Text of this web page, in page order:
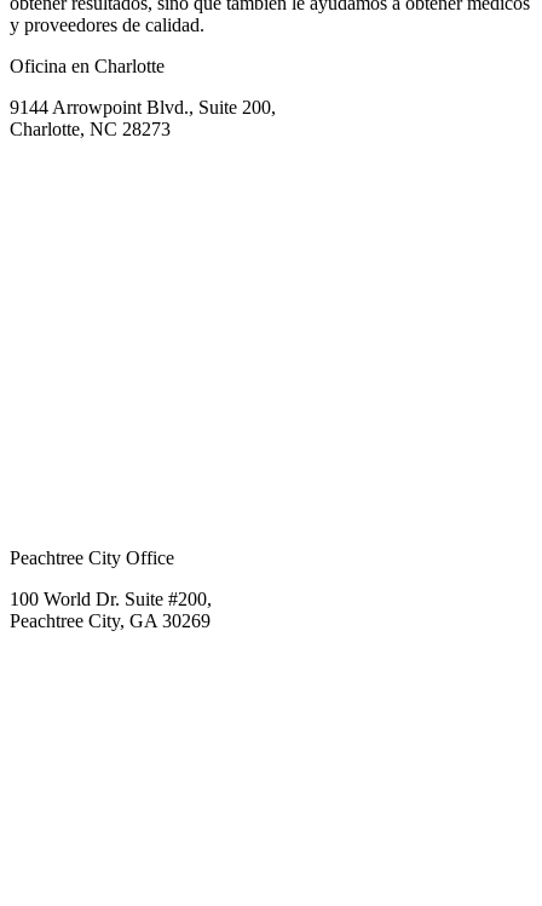
y proveedores de calidad.
Oficina en Charlotte
9144 Arrowpoint Blvd., Suite 200,
Charlotte, NC 28273
Peachtree City Office
100 World Dr. Suite #200,
Peachtree City, GA 30269